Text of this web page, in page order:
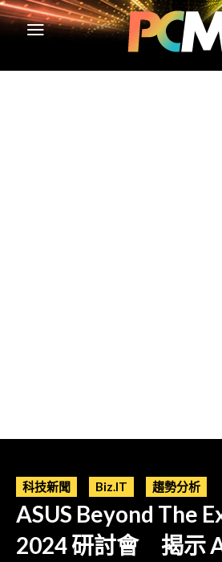
科技新聞 Biz.IT 趨勢分析
ASUS Beyond The
2024 研討會 揭示